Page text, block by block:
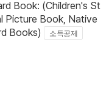
Book: (Children's St
Picture Book, Native
Books)
소득공제